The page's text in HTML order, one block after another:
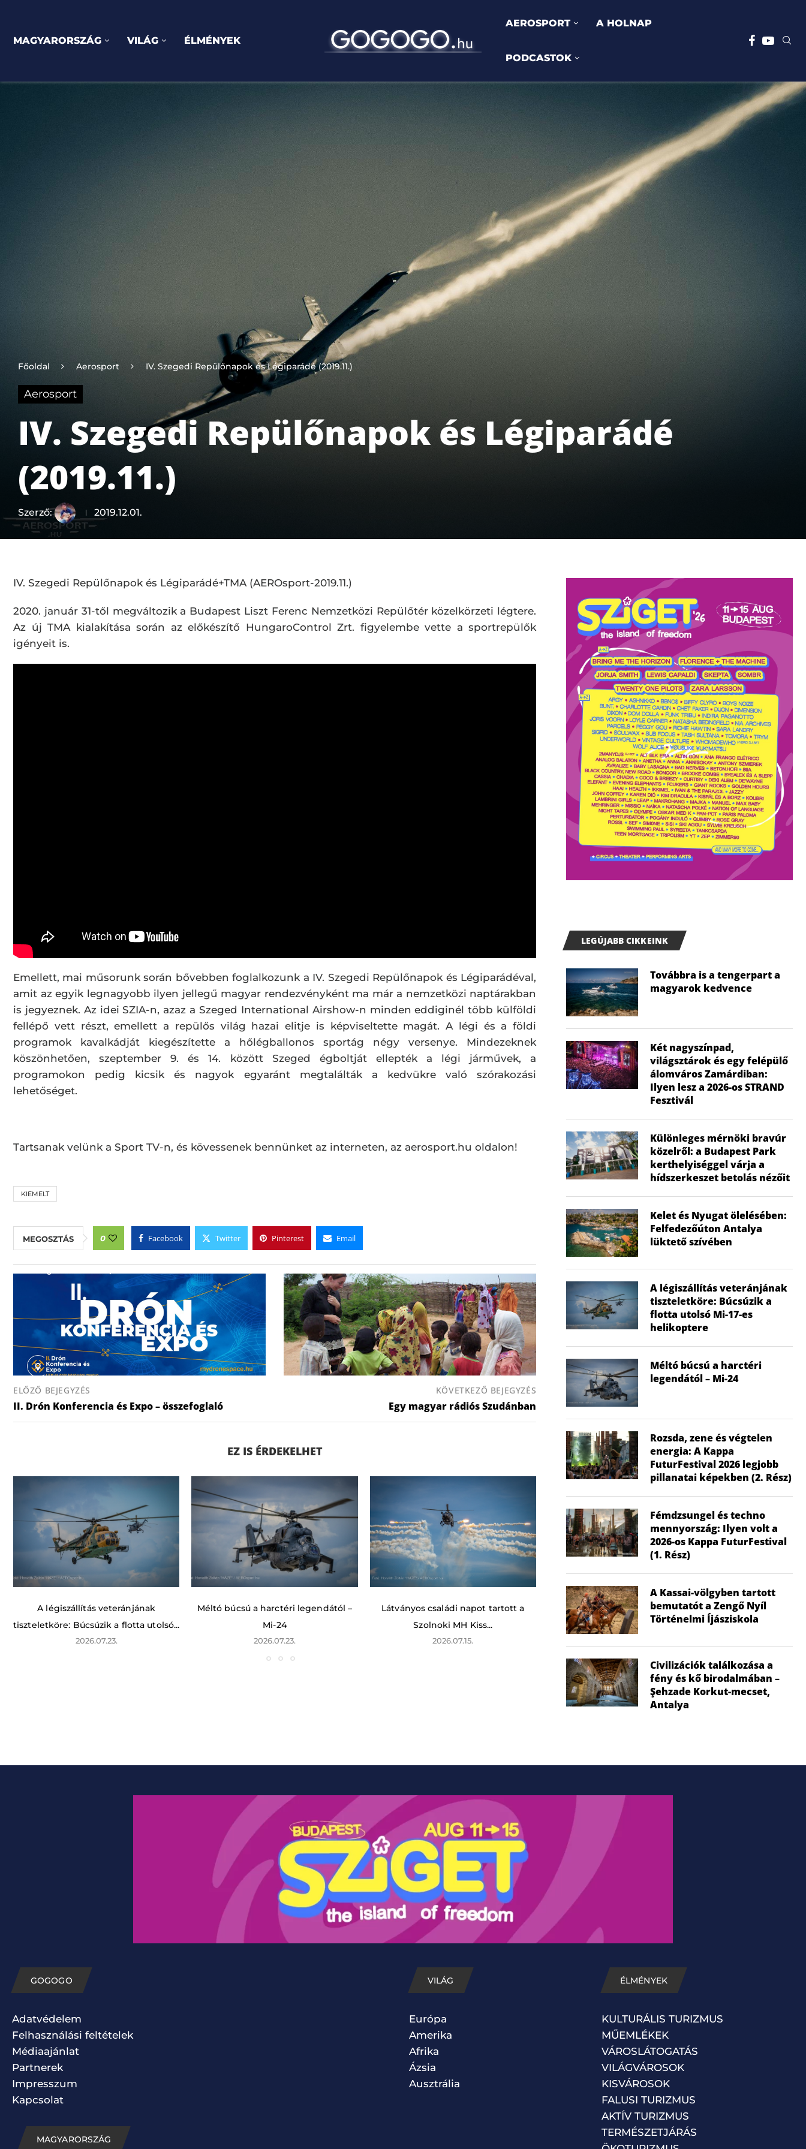
MAGYARORSZÁG VILÁG ÉLMÉNYEK
AEROSPORT A HOLNAP
PODCASTOK
Főoldal Aerosport IV. Szegedi Repülőnapok és Légiparádé (2019.11.)
Aerosport
IV. Szegedi Repülőnapok és Légiparádé
(2019.11.)
Szerző: 2019.12.01.
IV. Szegedi Repülőnapok és Légiparádé+TMA (AEROsport-2019.11.)
2020. január 31-től megváltozik a Budapest Liszt Ferenc Nemzetközi Repülőtér közelkörzeti légtere.
Az új TMA kialakítása során az előkészítő HungaroControl Zrt. figyelembe vette a sportrepülők
igényeit is.
Emellett, mai műsorunk során bővebben foglalkozunk a IV. Szegedi Repülőnapok és Légiparádéval,
amit az egyik legnagyobb ilyen jellegű magyar rendezvényként ma már a nemzetközi naptárakban
is jegyeznek. Az idei SZIA-n, azaz a Szeged International Airshow-n minden eddiginél több külföldi
fellépő vett részt, emellett a repülős világ hazai elitje is képviseltette magát. A légi és a földi
programok kavalkádját kiegészítette a hőlégballonos sportág négy versenye. Mindezeknek
köszönhetően, szeptember 9. és 14. között Szeged égboltját ellepték a légi járművek, a
programokon pedig kicsik és nagyok egyaránt megtalálták a kedvükre való szórakozási
lehetőséget.
Tartsanak velünk a Sport TV-n, és kövessenek bennünket az interneten, az aerosport.hu oldalon!
KIEMELT
MEGOSZTÁS 0 Facebook Twitter Pinterest Email
ELŐZŐ BEJEGYZÉS
II. Drón Konferencia és Expo – összefoglaló
KÖVETKEZŐ BEJEGYZÉS
Egy magyar rádiós Szudánban
EZ IS ÉRDEKELHET
A légiszállítás veteránjának
tiszteletköre: Búcsúzik a flotta utolsó...
2026.07.23.
Méltó búcsú a harctéri legendától –
Mi-24
2026.07.23.
Látványos családi napot tartott a
Szolnoki MH Kiss...
2026.07.15.
Hagyomány és csúcstechnológia az
égen: Lenyűgöző családi nap...
Elstartolt a
LEGÚJABB CIKKEINK
Továbbra is a tengerpart a
magyarok kedvence
Két nagyszínpad,
világsztárok és egy felépülő
álomváros Zamárdiban:
Ilyen lesz a 2026-os STRAND
Fesztivál
Különleges mérnöki bravúr
közelről: a Budapest Park
kerthelyiséggel várja a
hídszerkeszet betolás nézőit
Kelet és Nyugat ölelésében:
Felfedezőúton Antalya
lüktető szívében
A légiszállítás veteránjának
tiszteletköre: Búcsúzik a
flotta utolsó Mi-17-es
helikoptere
Méltó búcsú a harctéri
legendától – Mi-24
Rozsda, zene és végtelen
energia: A Kappa
FuturFestival 2026 legjobb
pillanatai képekben (2. Rész)
Fémdzsungel és techno
mennyország: Ilyen volt a
2026-os Kappa FuturFestival
(1. Rész)
A Kassai-völgyben tartott
bemutatót a Zengő Nyíl
Történelmi Íjásziskola
Civilizációk találkozása a
fény és kő birodalmában –
Şehzade Korkut-mecset,
Antalya
GOGOGO
Adatvédelem
Felhasználási feltételek
Médiaajánlat
Partnerek
Impresszum
Kapcsolat
MAGYARORSZÁG
VILÁG
Európa
Amerika
Afrika
Ázsia
Ausztrália
ÉLMÉNYEK
KULTURÁLIS TURIZMUS
MŰEMLÉKEK
VÁROSLÁTOGATÁS
VILÁGVÁROSOK
KISVÁROSOK
FALUSI TURIZMUS
AKTÍV TURIZMUS
TERMÉSZETJÁRÁS